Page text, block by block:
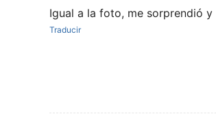
Igual a la foto, me sorprendió
Traducir